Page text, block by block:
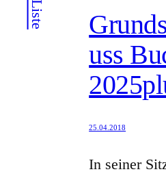
uss
25.04.2018
In seiner